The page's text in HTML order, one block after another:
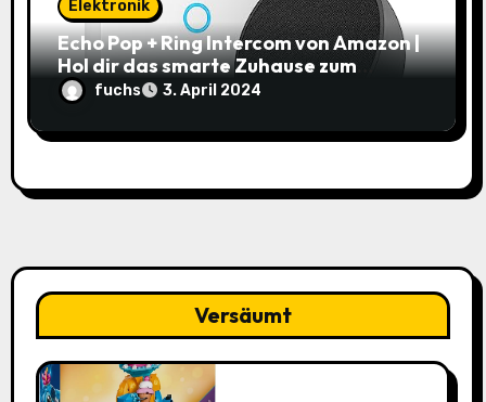
Elektronik
Echo Pop + Ring Intercom von Amazon |
Hol dir das smarte Zuhause zum
Schnäppchenpreis!
fuchs 3. April 2024
Versäumt